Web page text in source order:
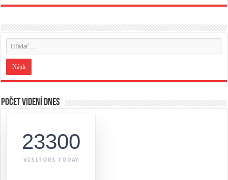
Počet videní dnes
23300
VISITORS TODAY